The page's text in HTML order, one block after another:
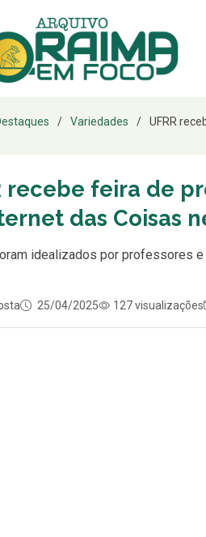
Variedades UFRR
recebe feira de
das Coisas
idealizados por professores
25/04/2025 127 visualizações